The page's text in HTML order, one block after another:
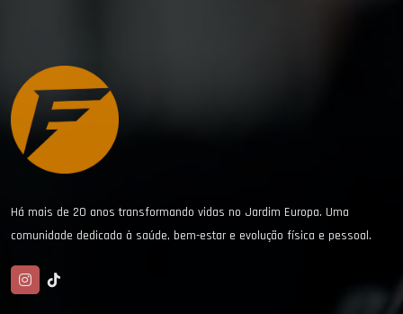
Há mais de 20 anos transformando vidas no Jardim Europa. Uma
comunidade dedicada à saúde, bem-estar e evolução física e pessoal.